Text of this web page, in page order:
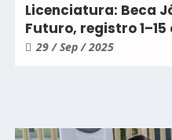
Licenciatura: Beca
Futuro, registro 1–15
29 / Sep / 2025